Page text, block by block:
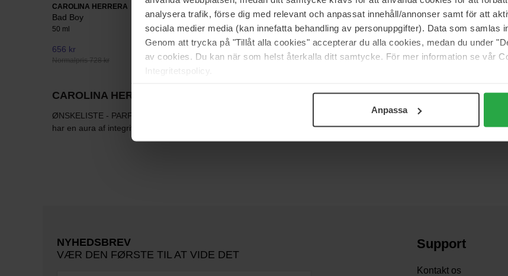
analysera trafik, förse dig med relevant och anpassat innehåll/annonser samt för att
sociala medier media (kan innefatta behandling av personuppgifter). Data som samlas
Genom att trycka på "Tillåt alla cookies" accepterar du alla cookies, medan du under
av cookies. Du kan när som helst återkalla ditt samtycke. För mer information se vår
Integritetspolicy.
Anpassa
CAROLINA HERRERA
Bad Boy
50 ml
656 kr
Normalpris 728 kr
Ikke på lager
CAROLINA HERRERA
ØNSKELISTE - PARFUMER MAN VIL GØRE ALT FOR AT FÅ Carolina Herrera er blevet udnævnt til at være en af
har en aura af integritet, elegance og selvsikkerhed, som hun på magisk vis, har videregivet til sine parfumer. Parfumer
NYHEDSBREV
VÆR DEN FØRSTE TIL AT VIDE DET
Support
Kontakt os